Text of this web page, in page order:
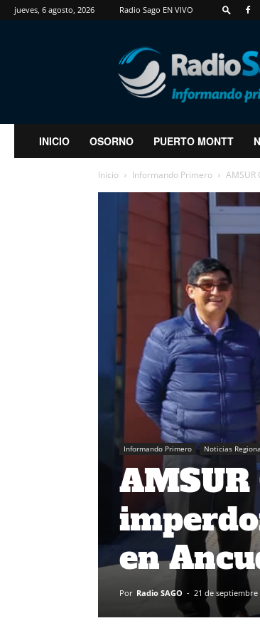
jueves, 6 agosto, 2026 Radio Sago EN VIVO
RadioSago
INICIO OSORNO PUERTO MONTT
Inicio Informando Primero AMSUR
Informando Primero Noticias
en
Por Radio SAGO - 21 de septiembre